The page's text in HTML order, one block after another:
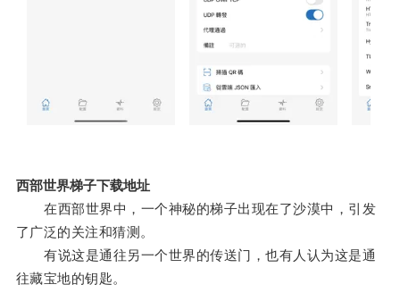
西部世界梯子下载地址
在西部世界中，一个神秘的梯子出现在了沙漠中，引发
了广泛的关注和猜测。
有说这是通往另一个世界的传送门，也有人认为这是通
往藏宝地的钥匙。